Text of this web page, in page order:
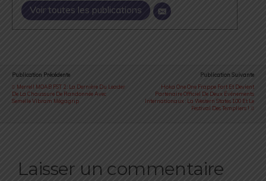
Voir toutes les publications
Publication Précédente
Merrell MOAB FST 2 : La Dernière Du Leader
De La Chaussure De Randonnée Avec
Semelle Vibram Mégagrip
Publication Suivante
Hoka One One Frappe Fort Et Devient
Partenaire Officiel De Deux Événements
Internationaux : La Western States 100 Et Le
Festival Des Templiers !
Laisser un commentaire